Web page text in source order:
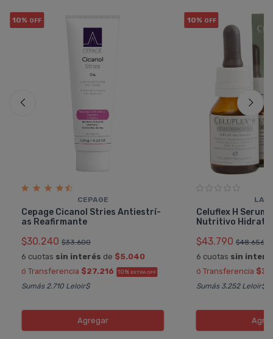
10% OFF
CEPAGE
Cepage Cicanol Stries Antiestrí­
as Reafirmante
$30.240 $33.600
6 cuotas sin interés de $5.040
ó Transferencia $27.216 10% EXTRA OFF
Sumás 2.710 Leloir$
Agregar
10% OFF
Celuflex H Serum
Nutritivo
$43.790 $48.656
6 cuotas sin
ó Transferencia
Sumás 3.252 Leloir$